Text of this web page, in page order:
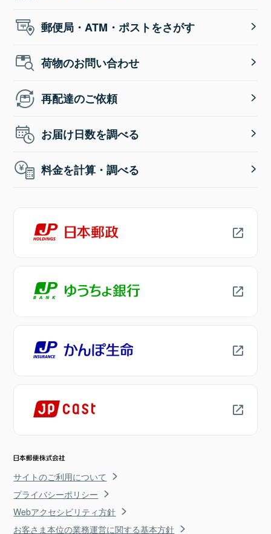
郵便局・ATM・ポストをさがす
荷物のお問い合わせ
再配達のご依頼
お届け日数を調べる
料金を計算・調べる
サイトのご利用について
プライバシーポリシー
Webアクセシビリティ方針
お客さま本位の業務運営に関する基本方針